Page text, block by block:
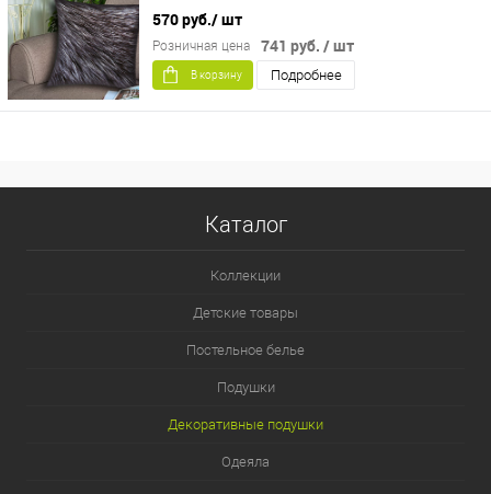
570 руб./ шт
741 руб. / шт
Розничная цена
В корзину Подробнее
Каталог
Коллекции
Детские товары
Постельное белье
Подушки
Декоративные подушки
Одеяла